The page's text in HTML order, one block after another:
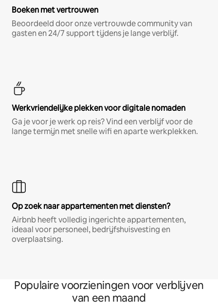
Boeken met vertrouwen
Beoordeeld door onze vertrouwde community van
gasten en 24/7 support tijdens je lange verblijf.
Werkvriendelijke plekken voor digitale nomaden
Ga je voor je werk op reis? Vind een verblijf voor de
lange termijn met snelle wifi en aparte werkplekken.
Op zoek naar appartementen met diensten?
Airbnb heeft volledig ingerichte appartementen,
ideaal voor personeel, bedrijfshuisvesting en
overplaatsing.
Populaire voorzieningen voor verblijven
van een maand